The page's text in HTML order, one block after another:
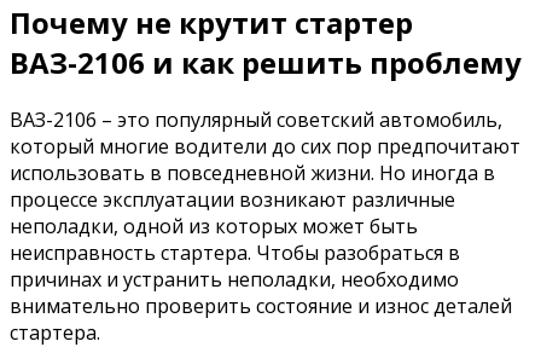
Почему не крутит стартер
ВАЗ-2106 и как решить проблему
ВАЗ-2106 – это популярный советский автомобиль,
который многие водители до сих пор предпочитают
использовать в повседневной жизни. Но иногда в
процессе эксплуатации возникают различные
неполадки, одной из которых может быть
неисправность стартера. Чтобы разобраться в
причинах и устранить неполадки, необходимо
внимательно проверить состояние и износ деталей
стартера.